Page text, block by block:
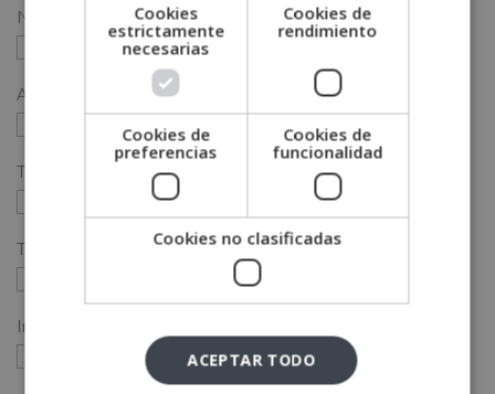
Nombre (*)
Apellidos (*)
Teléfono (*)
Tu correo electrónico (*)
Indícanos en qué curso estás interesado (*)
Cookies
estrictamente
necesarias
Cookies de
rendimiento
Cookies de
preferencias
Cookies de
funcionalidad
Cookies no clasificadas
ACEPTAR TODO